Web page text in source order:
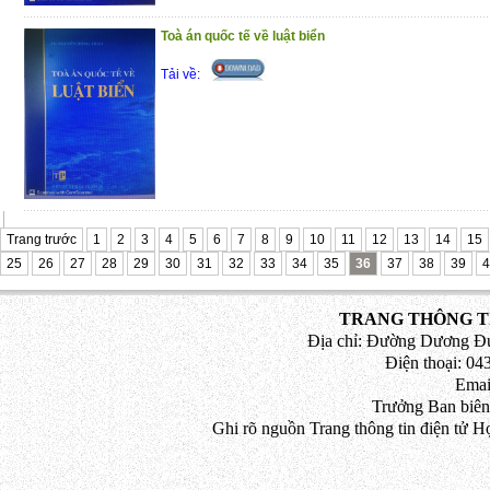
Toà án quốc tế về luật biển
Tải về:
Trang trước 1 2 3 4 5 6 7 8 9 10 11 12 13 14
15
25
26 27 28 29 30 31 32 33 34 35 36 37 38 39
TRANG THÔNG
Địa chỉ: Đường Dương
Điện thoại:
Trưởng Ban
Ghi rõ nguồn Trang thông tin điện tử